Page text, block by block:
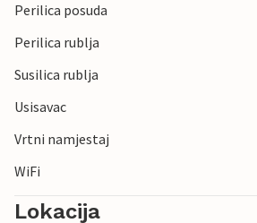
Perilica posuda
Perilica rublja
Susilica rublja
Usisavac
Vrtni namjestaj
WiFi
Lokacija